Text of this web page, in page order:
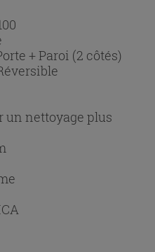
+ Paroi (2 côtés)
un nettoyage plus